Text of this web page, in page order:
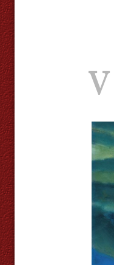
V